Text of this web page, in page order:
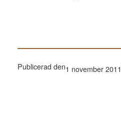
Publicerad den1 november 2011